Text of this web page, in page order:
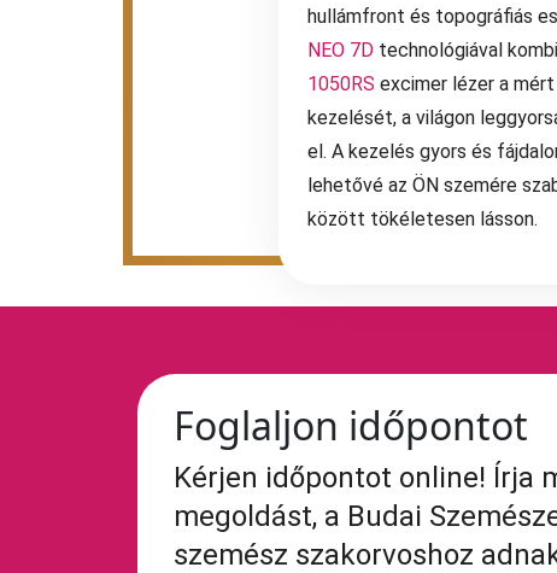
hullámfront és topográfiás
NEO 7Dtechnológiával
1050RS excimer lézer a
kezelését, a világon
el. A kezelés gyors és
lehetővé az ÖN szemére
között tökéletesen lásson.
Foglaljon időpontot
Kérjen időpontot online! Írja
megoldást, a Budai
szemész szakorvoshoz